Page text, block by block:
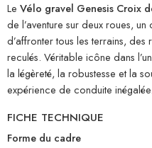
Le Vélo gravel Genesis Croix
de l’aventure sur deux roues,
d’affronter tous les terrains, des
reculés. Véritable icône dans
la légèreté, la robustesse et la
expérience de conduite inégalée.
FICHE TECHNIQUE
Forme du cadre